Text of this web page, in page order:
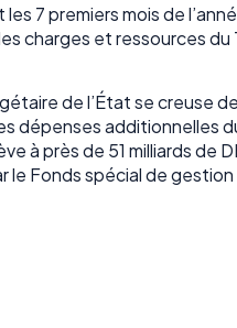
7 premiers mois de
charges et ressources
de l’État se creuse
dépenses
à près de 51 milliards
le Fonds spécial de